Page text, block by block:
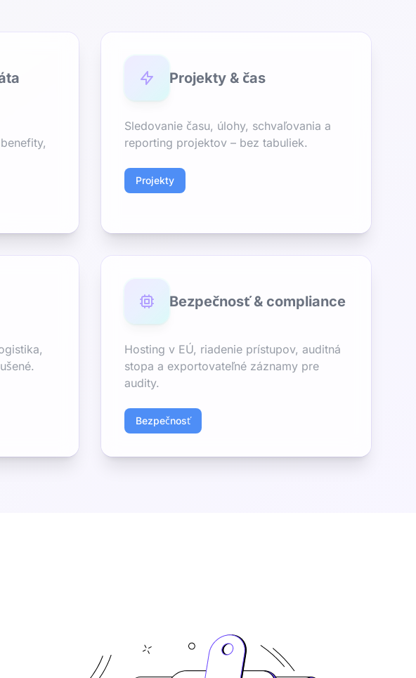
Projekty & čas
Sledovanie času, úlohy, schvaľovania a
reporting projektov – bez tabuliek.
Projekty
Bezpečnosť & compliance
Hosting v EÚ, riadenie prístupov, auditná
stopa a exportovateľné záznamy pre
audity.
Bezpečnosť